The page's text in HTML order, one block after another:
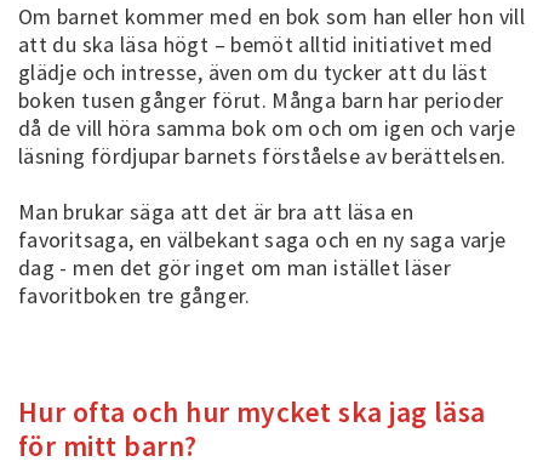
Om barnet kommer med en bok som han eller hon vill
att du ska läsa högt – bemöt alltid initiativet med
glädje och intresse, även om du tycker att du läst
boken tusen gånger förut. Många barn har perioder
då de vill höra samma bok om och om igen och varje
läsning fördjupar barnets förståelse av berättelsen.
Man brukar säga att det är bra att läsa en
favoritsaga, en välbekant saga och en ny saga varje
dag - men det gör inget om man istället läser
favoritboken tre gånger.
Hur ofta och hur mycket ska jag läsa
för mitt barn?